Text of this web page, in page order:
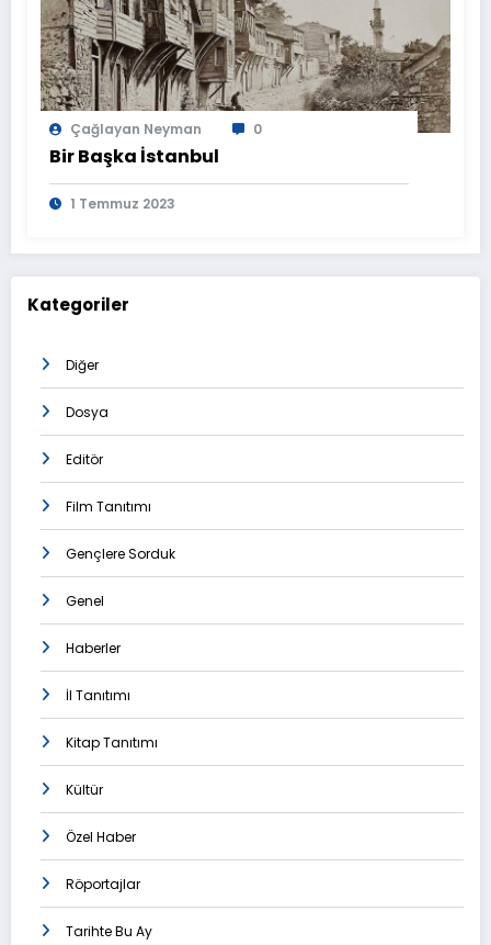
Çağlayan Neyman 0
Bir Başka İstanbul
1 Temmuz 2023
Kategoriler
Diğer
Dosya
Editör
Film Tanıtımı
Gençlere Sorduk
Genel
Haberler
İl Tanıtımı
Kitap Tanıtımı
Kültür
Özel Haber
Röportajlar
Tarihte Bu Ay